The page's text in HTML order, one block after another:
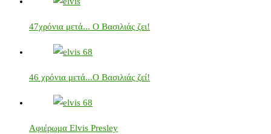
47χρόνια μετά... Ο Βασιλιάς ζει!
46 χρόνια μετά...Ο Βασιλιάς ζεί!
Αφιέρωμα Elvis Presley